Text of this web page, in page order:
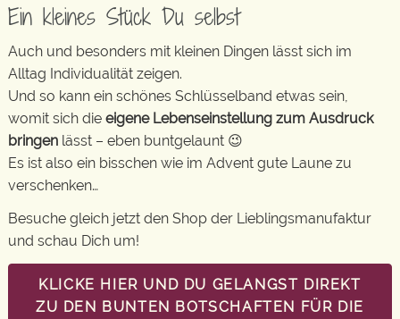
Ein kleines Stück Du selbst
Auch und besonders mit kleinen Dingen lässt sich im
Alltag Individualität zeigen.
Und so kann ein schönes Schlüsselband etwas sein,
womit sich die eigene Lebenseinstellung zum Ausdruck
bringen lässt – eben buntgelaunt 😉
Es ist also ein bisschen wie im Advent gute Laune zu
verschenken…
Besuche gleich jetzt den Shop der Lieblingsmanufaktur
und schau Dich um!
KLICKE HIER UND DU GELANGST DIREKT
ZU DEN BUNTEN BOTSCHAFTEN FÜR DIE